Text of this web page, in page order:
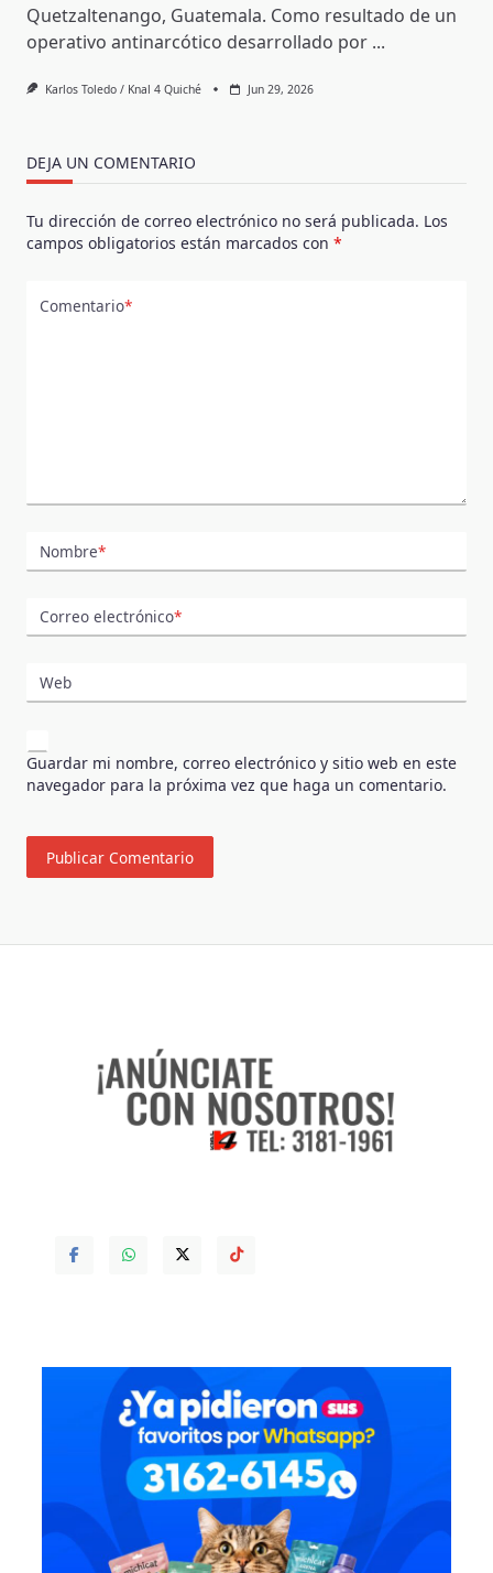
Quetzaltenango, Guatemala. Como resultado de un
operativo antinarcótico desarrollado por ...
Karlos Toledo / Knal 4 Quiché Jun 29, 2026
DEJA UN COMENTARIO
Tu dirección de correo electrónico no será publicada. Los
campos obligatorios están marcados con *
Comentario*
Nombre*
Correo electrónico*
Web
Guardar mi nombre, correo electrónico y sitio web en este
navegador para la próxima vez que haga un comentario.